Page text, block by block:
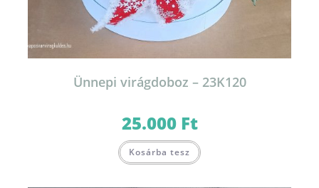
Ünnepi virágdoboz – 23K120
25.000 Ft
Kosárba tesz